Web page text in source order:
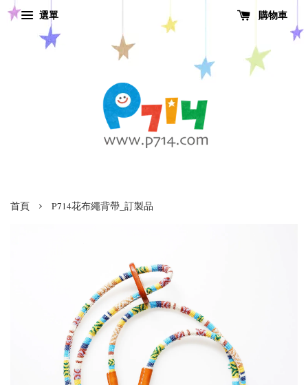
選單 購物車
首頁 › P714花布繩背帶_訂製品